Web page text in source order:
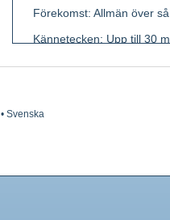
Förekomst: Allmän över
Kännetecken: Upp till 30
uppsprucken i små
Använda växtdelar: De
• Svenska